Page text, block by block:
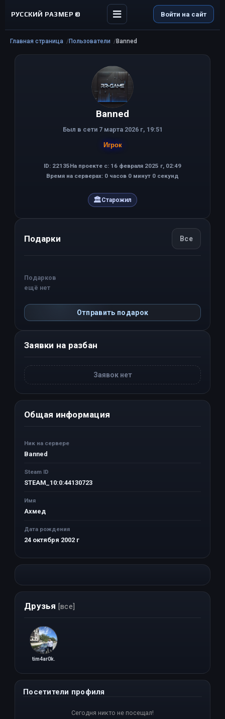
РУССКИЙ РАЗМЕР © Войти на сайт
Главная страница Пользователи Banned
Banned
Был в сети 7 марта 2026 г, 19:51
Игрок
ID: 22135На проекте с: 16 февраля 2025 г, 02:49
Время на серверах: 0 часов 0 минут 0 секунд
🏛Старожил
Подарки Все
Подарков
ещё нет
Отправить подарок
Заявки на разбан
Заявок нет
Общая информация
Ник на сервере
Banned
Steam ID
STEAM_10:0:44130723
Имя
Ахмед
Дата рождения
24 октября 2002 г
Друзья [все]
tim4ar0k.
Посетители профиля
Сегодня никто не посещал!